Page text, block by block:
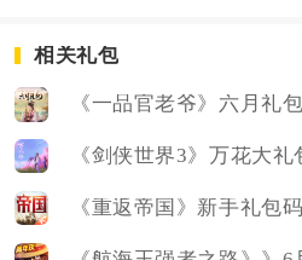
相关礼包
《一品官老爷》六月礼包
《剑侠世界3》万花大礼
《重返帝国》新手礼包码